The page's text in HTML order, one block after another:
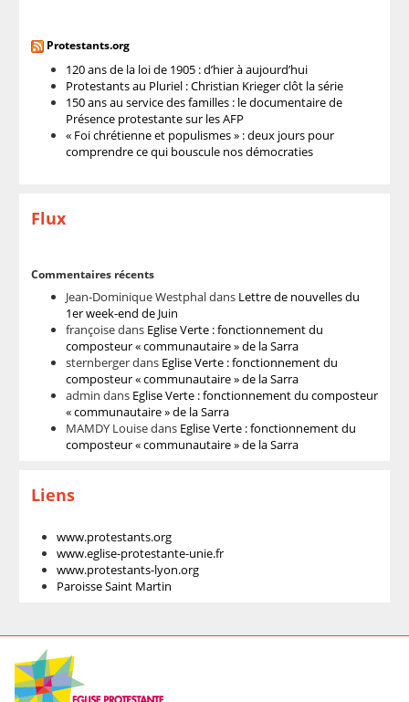
Protestants.org
120 ans de la loi de 1905 : d’hier à aujourd’hui
Protestants au Pluriel : Christian Krieger clôt la série
150 ans au service des familles : le documentaire de
Présence protestante sur les AFP
« Foi chrétienne et populismes » : deux jours pour
comprendre ce qui bouscule nos démocraties
Flux
Commentaires récents
Jean-Dominique Westphaldans Lettre de nouvelles du
1er week-end de Juin
françoisedans Eglise Verte : fonctionnement du
composteur « communautaire » de la Sarra
sternbergerdans Eglise Verte : fonctionnement du
composteur « communautaire » de la Sarra
admin dans Eglise Verte : fonctionnement du composteur
« communautaire » de la Sarra
MAMDY Louisedans Eglise Verte : fonctionnement du
composteur « communautaire » de la Sarra
Liens
www.protestants.org
www.eglise-protestante-unie.fr
www.protestants-lyon.org
Paroisse Saint Martin